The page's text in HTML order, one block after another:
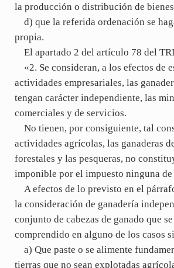
la producción o distribución de
d) que la referida ordenación se
propia.
El apartado 2 del artículo 78 del
«2. Se consideran, a los efectos de
actividades empresariales, las
tengan carácter independiente, las
comerciales y de servicios.
No tienen, por consiguiente, tal
actividades agrícolas, las ganaderas
forestales y las pesqueras, no
imponible por el impuesto ninguna de
A efectos de lo previsto en el
la consideración de ganadería
conjunto de cabezas de ganado que
comprendido en alguno de los casos
a) Que paste o se alimente
tierras que no sean explotadas